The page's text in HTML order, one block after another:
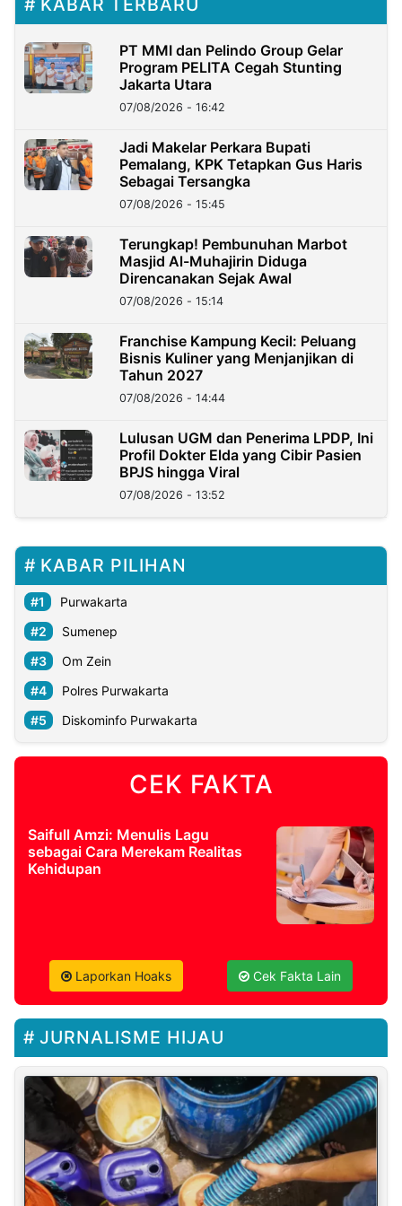
KABAR TERBARU
PT MMI dan Pelindo Group Gelar
Program PELITA Cegah Stunting
Jakarta Utara
07/08/2026 - 16:42
Jadi Makelar Perkara Bupati
Pemalang, KPK Tetapkan Gus Haris
Sebagai Tersangka
07/08/2026 - 15:45
Terungkap! Pembunuhan Marbot
Masjid Al-Muhajirin Diduga
Direncanakan Sejak Awal
07/08/2026 - 15:14
Franchise Kampung Kecil: Peluang
Bisnis Kuliner yang Menjanjikan di
Tahun 2027
07/08/2026 - 14:44
Lulusan UGM dan Penerima LPDP, Ini
Profil Dokter Elda yang Cibir Pasien
BPJS hingga Viral
07/08/2026 - 13:52
KABAR PILIHAN
Purwakarta
Sumenep
Om Zein
Polres Purwakarta
Diskominfo Purwakarta
CEK FAKTA
Saifull Amzi: Menulis Lagu
sebagai Cara Merekam Realitas
Kehidupan
Laporkan Hoaks Cek Fakta Lain
JURNALISME HIJAU